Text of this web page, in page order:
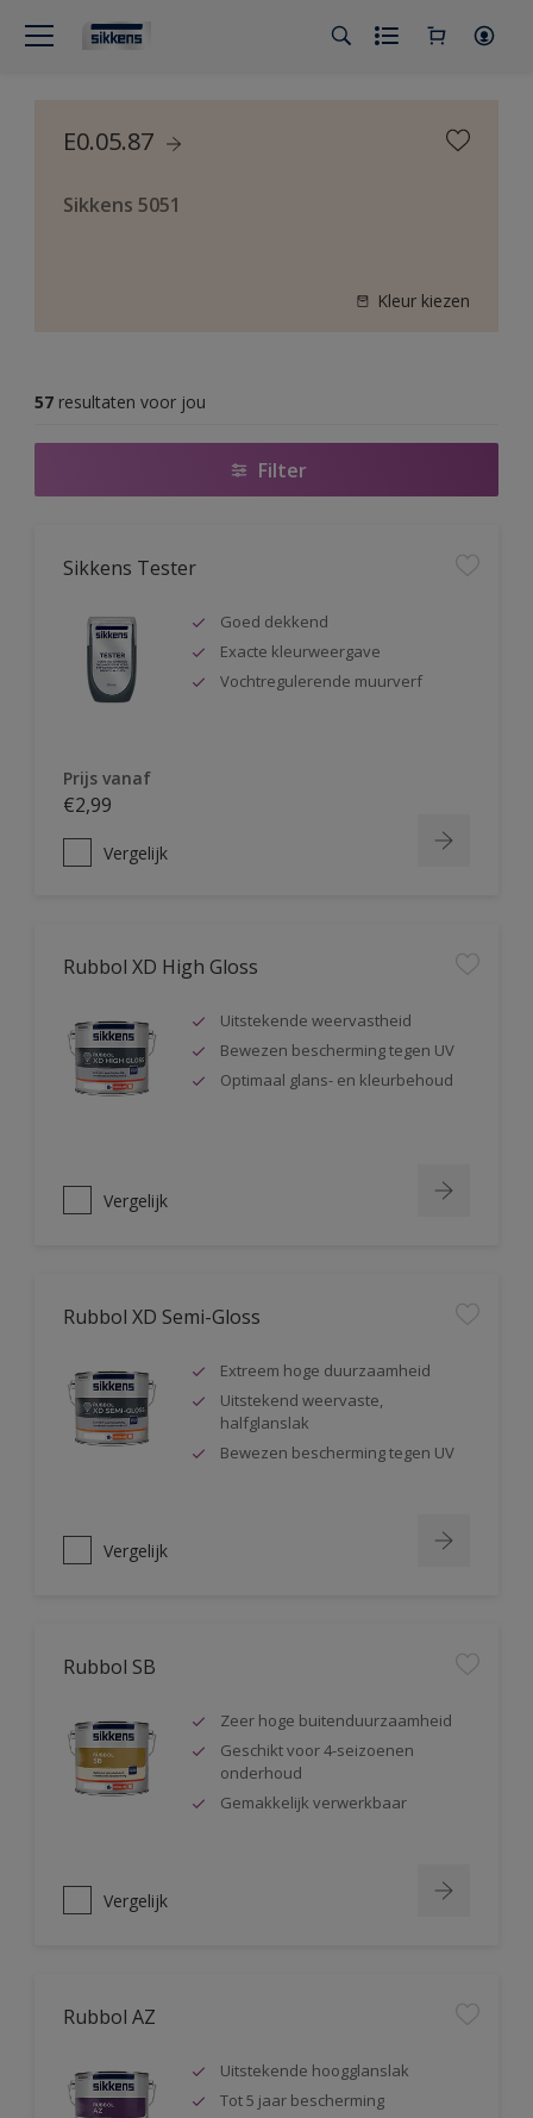
E0.05.87
Sikkens 5051
Kleur kiezen
57 resultaten voor jou
Filter
Sikkens Tester
Goed dekkend
Exacte kleurweergave
Vochtregulerende muurverf
Prijs vanaf
€2,99
Vergelijk
Rubbol XD High Gloss
Uitstekende weervastheid
Bewezen bescherming tegen UV
Optimaal glans- en kleurbehoud
Vergelijk
Rubbol XD Semi-Gloss
Extreem hoge duurzaamheid
Uitstekend weervaste,
halfglanslak
Bewezen bescherming tegen UV
Vergelijk
Rubbol SB
Zeer hoge buitenduurzaamheid
Geschikt voor 4-seizoenen
onderhoud
Gemakkelijk verwerkbaar
Vergelijk
Rubbol AZ
Uitstekende hoogglanslak
Tot 5 jaar bescherming